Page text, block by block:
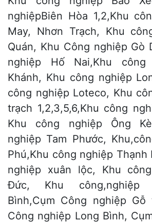
nghiệpBiên Hòa 1,2,Khu
May, Nhơn Trạch, Khu
Quán, Khu Công nghiệp Gò
nghiệp Hố Nai,Khu công
Khánh, Khu công nghiệp
công nghiệp Loteco, Khu
trạch 1,2,3,5,6,Khu công
Khu công nghiệp Ông
nghiệp Tam Phước,
Phú,Khu công nghiệp Thạnh
nghiệp xuân lộc, Khu
Đức, Khu công,nghiệp
Bình,Cụm Công nghiệp
Công nghiệp Long Bình,